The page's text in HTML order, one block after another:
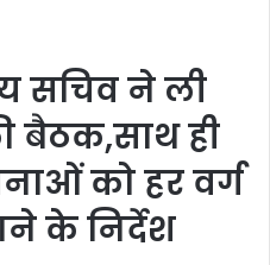
सचिव ने ली
बैठक,साथ ही
को हर वर्ग
के निर्देश